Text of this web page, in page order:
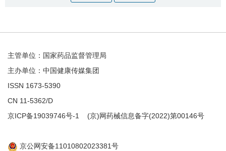
主管单位：国家药品监督管理局
主办单位：中国健康传媒集团
ISSN 1673-5390
CN 11-5362/D
京ICP备19039746号-1 (京)网药械信息备字(2022)第00146号
京公网安备11010802023381号